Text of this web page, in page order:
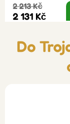
2 213 Kč
2 131 Kč
Do